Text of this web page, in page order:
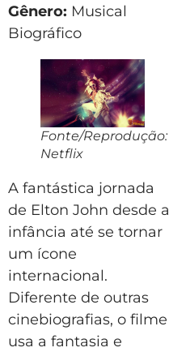
Gênero: Musical
Biográfico
Fonte/Reprodução:
Netflix
A fantástica jornada
de Elton John desde a
infância até se tornar
um ícone
internacional.
Diferente de outras
cinebiografias, o filme
usa a fantasia e